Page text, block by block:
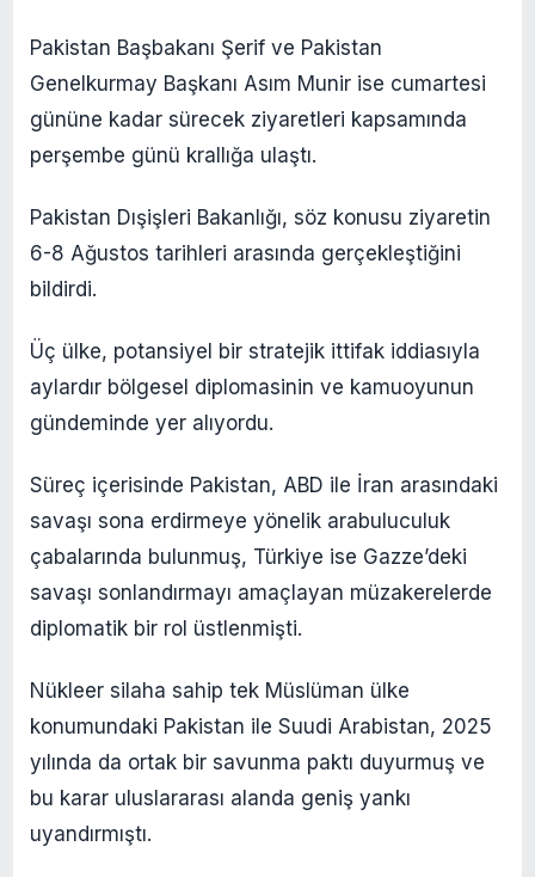
Pakistan Başbakanı Şerif ve Pakistan
Genelkurmay Başkanı Asım Munir ise cumartesi
gününe kadar sürecek ziyaretleri kapsamında
perşembe günü krallığa ulaştı.
Pakistan Dışişleri Bakanlığı, söz konusu ziyaretin
6-8 Ağustos tarihleri arasında gerçekleştiğini
bildirdi.
Üç ülke, potansiyel bir stratejik ittifak iddiasıyla
aylardır bölgesel diplomasinin ve kamuoyunun
gündeminde yer alıyordu.
Süreç içerisinde Pakistan, ABD ile İran arasındaki
savaşı sona erdirmeye yönelik arabuluculuk
çabalarında bulunmuş, Türkiye ise Gazze’deki
savaşı sonlandırmayı amaçlayan müzakerelerde
diplomatik bir rol üstlenmişti.
Nükleer silaha sahip tek Müslüman ülke
konumundaki Pakistan ile Suudi Arabistan, 2025
yılında da ortak bir savunma paktı duyurmuş ve
bu karar uluslararası alanda geniş yankı
uyandırmıştı.